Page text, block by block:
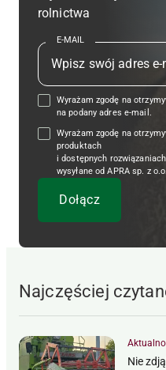
rolnictwa
E-MAIL
Wyrażam zgodę na
na podany adres e-mail.
Wyrażam zgodę na
produktach
i dostępnych
wysyłane od APRA sp. z
Najczęściej
Nie